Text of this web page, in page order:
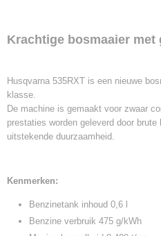
Krachtige bosmaaier
Husqvarna 535RXT is een nieuwe
klasse.
De machine is gemaakt voor zwaar
prestaties worden geleverd door
uitstekende duurzaamheid.
Kenmerken:
Benzinetank inhoud 0,6 l
Benzine verbruik 475 g/kWh